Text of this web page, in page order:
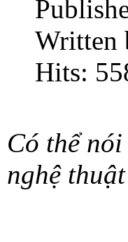
Written
Hits:
Có thể
nghệ